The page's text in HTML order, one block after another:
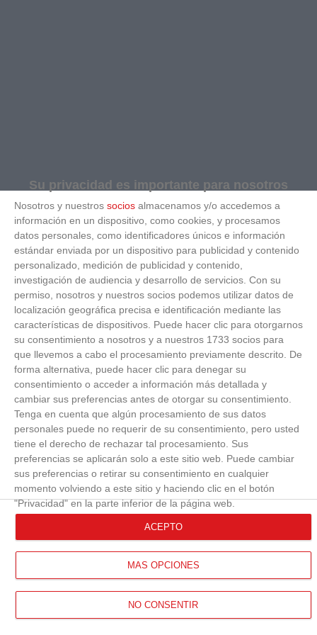
Su privacidad es importante para nosotros
Nosotros y nuestros socios almacenamos y/o accedemos a
información en un dispositivo, como cookies, y procesamos
datos personales, como identificadores únicos e información
estándar enviada por un dispositivo para publicidad y contenido
personalizado, medición de publicidad y contenido,
investigación de audiencia y desarrollo de servicios. Con su
permiso, nosotros y nuestros socios podemos utilizar datos de
localización geográfica precisa e identificación mediante las
características de dispositivos. Puede hacer clic para otorgarnos
su consentimiento a nosotros y a nuestros 1733 socios para
que llevemos a cabo el procesamiento previamente descrito. De
forma alternativa, puede hacer clic para denegar su
consentimiento o acceder a información más detallada y
cambiar sus preferencias antes de otorgar su consentimiento.
Tenga en cuenta que algún procesamiento de sus datos
personales puede no requerir de su consentimiento, pero usted
tiene el derecho de rechazar tal procesamiento. Sus
preferencias se aplicarán solo a este sitio web. Puede cambiar
sus preferencias o retirar su consentimiento en cualquier
momento volviendo a este sitio y haciendo clic en el botón
"Privacidad" en la parte inferior de la página web.
MÁS OPCIONES
NO CONSENTIR
ACEPTO